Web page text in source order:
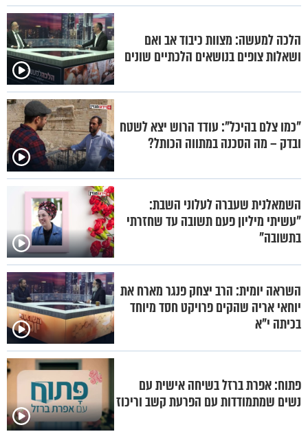
הלכה למעשה: מצוות כיבוד אב ואם
ושאלות צופים בנושאים הלכתיים שונים
"כמו צלם בהיכל": עודד הרוש יצא לשטח
ובדק – מה הסכנה במתווה הכותל?
השמאלנית שעברה לעלוני השבת:
"עשיתי מיליון פעם תשובה עד שחזרתי
בתשובה"
השראה יומית: הרב יצחק פנגר מארח את
יוחאי אריה שהקים פרויקט חסד מיוחד
בכיתה י"א
פתוח: אפרת ברזל בשיחה אישית עם
נשים שמתמודדות עם הפרעת קשב וריכוז